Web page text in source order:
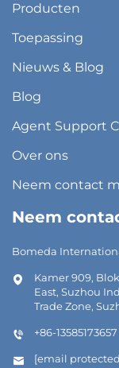
Producten
Toepassing
Nieuws & Blog
Blog
Agent Support
Over ons
Neem contact
Neem
Bomeda
Kamer 909,
East, Suzhou
Trade Zone,
+86-13585173657
[email